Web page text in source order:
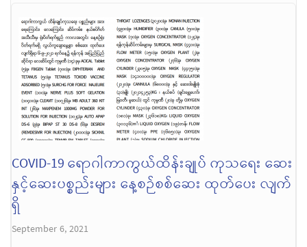
COVID-19 ရောဂါကာကွယ်ထိန်းချုပ် ကုသရေး ဆေး
နှင့်ဆေးပစ္စည်းများ နေ့စဉ်စစ်ဆေး ထုတ်ပေး လျက်
ရှိ
September 6, 2021